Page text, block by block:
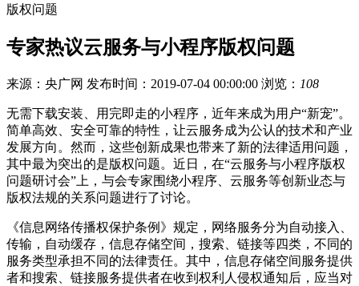
版权问题
专家热议云服务与小程序版权问题
来源：央广网 发布时间：2019-07-04 00:00:00 浏览： 108
无需下载安装、用完即走的小程序，近年来成为用户“新宠”。
简单高效、安全可靠的特性，让云服务成为公认的技术和产业
发展方向。然而，这些创新成果也带来了新的法律适用问题，
其中最为突出的是版权问题。近日，在“云服务与小程序版权
问题研讨会”上，与会专家围绕小程序、云服务等创新业态与
版权法规的关系问题进行了讨论。
《信息网络传播权保护条例》规定，网络服务分为自动接入、
传输，自动缓存，信息存储空间，搜索、链接等四类，不同的
服务类型承担不同的法律责任。其中，信息存储空间服务提供
者和搜索、链接服务提供者在收到权利人侵权通知后，应当对